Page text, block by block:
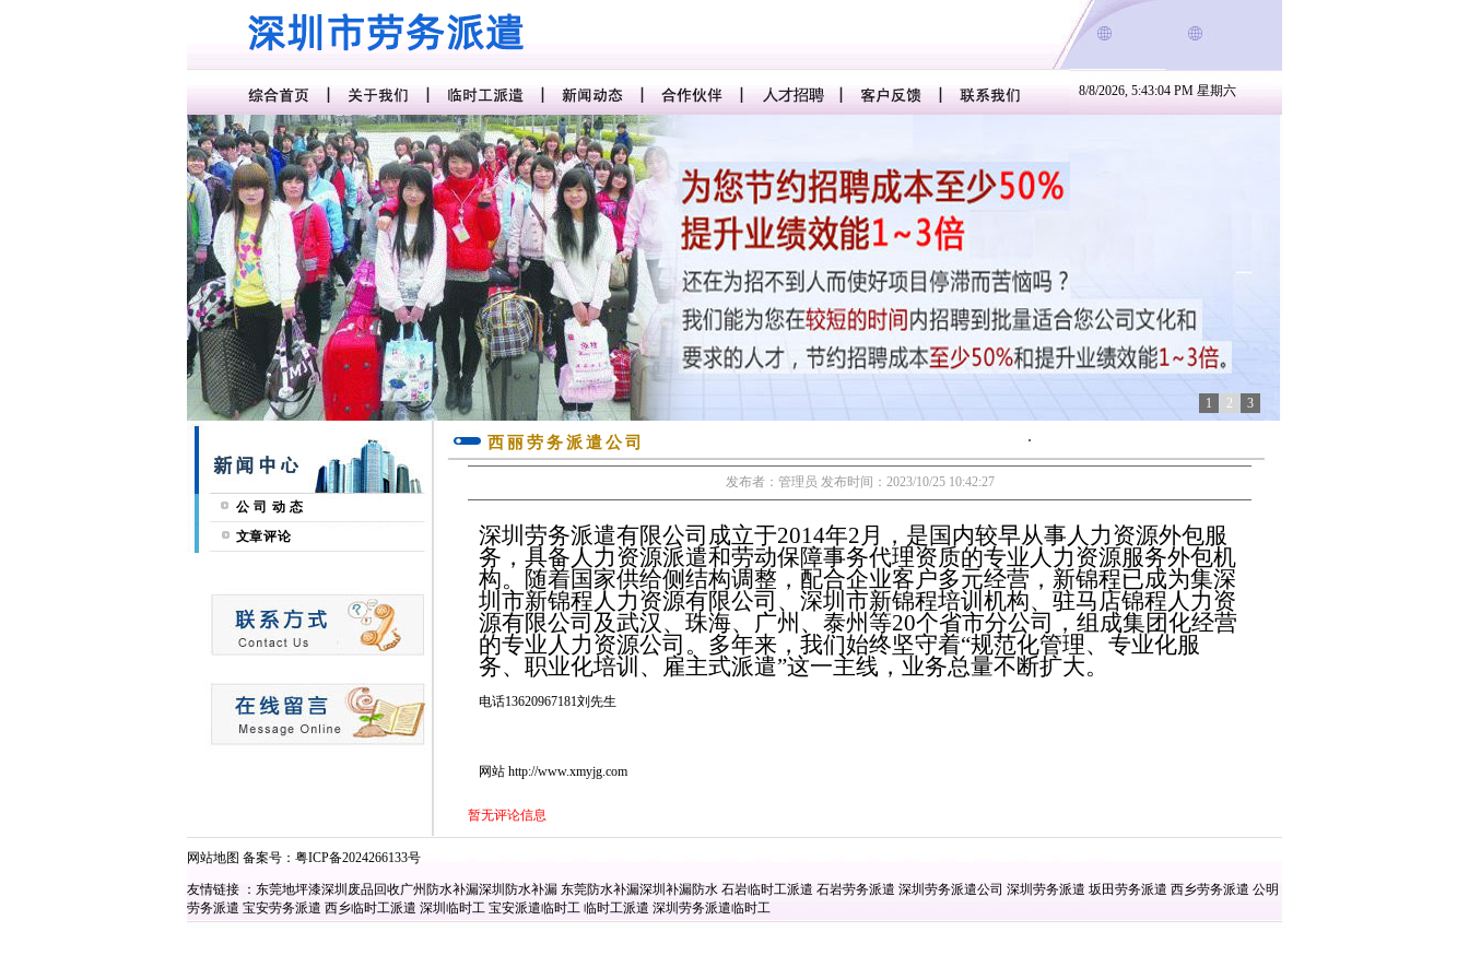
8/8/2026, 5:43:04 PM 星期六
1 2 3
公 司 动 态
文章评论
西丽劳务派遣公司
发布者：管理员 发布时间：2023/10/25 10:42:27
深圳劳务派遣有限公司成立于2014年2月，是国内较早从事人力资源外包服
务，具备人力资源派遣和劳动保障事务代理资质的专业人力资源服务外包机
构。随着国家供给侧结构调整，配合企业客户多元经营，新锦程已成为集深
圳市新锦程人力资源有限公司、深圳市新锦程培训机构、驻马店锦程人力资
源有限公司及武汉、珠海、广州、泰州等20个省市分公司，组成集团化经营
的专业人力资源公司。多年来，我们始终坚守着“规范化管理、专业化服
务、职业化培训、雇主式派遣”这一主线，业务总量不断扩大。
电话13620967181刘先生
网站 http://www.xmyjg.com
暂无评论信息
网站地图 备案号： 粤ICP备2024266133号
友情链接 ： 东莞地坪漆深圳废品回收广州防水补漏深圳防水补漏 东莞防水补漏深圳补漏防水 石岩临时工派遣 石岩劳务派遣 深圳劳务派遣公司 深圳劳务派遣 坂田劳务派遣 西乡劳务派遣 公明
劳务派遣 宝安劳务派遣 西乡临时工派遣 深圳临时工 宝安派遣临时工 临时工派遣 深圳劳务派遣临时工